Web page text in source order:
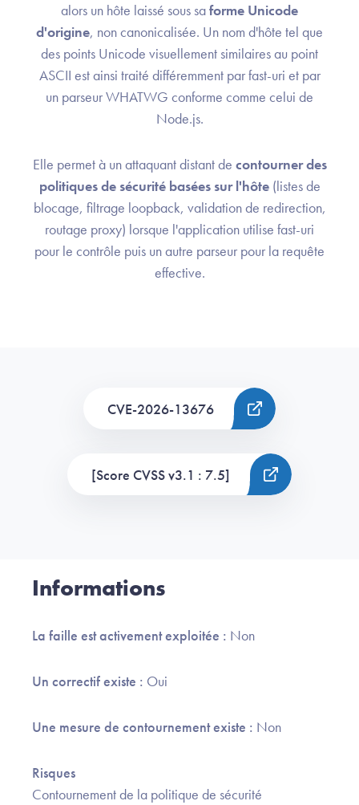
alors un hôte laissé sous saforme Unicode
d'origine, non canonicalisée. Un nom d'hôte tel que
des points Unicode visuellement similaires au point
ASCII est ainsi traité différemment par fast-uri et par
un parseur WHATWG conforme comme celui de
Node.js.
Elle permet à un attaquant distant de contourner des
politiques de sécurité basées sur l'hôte(listes de
blocage, filtrage loopback, validation de redirection,
routage proxy) lorsque l'application utilise fast-uri
pour le contrôle puis un autre parseur pour la requête
effective.
CVE-2026-13676
[Score CVSS v3.1 : 7.5]
Informations
La faille est activement exploitée : Non
Un correctif existe : Oui
Une mesure de contournement existe : Non
Risques
Contournement de la politique de sécurité